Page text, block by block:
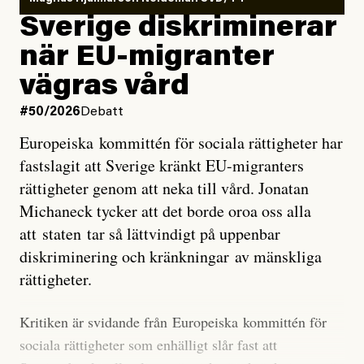
utveckla sig. El Niño är ett återkommande
väderfenomen som uppstår när havsvattnet i delar av
Stilla havet blir ovanligt varmt. Det påverkar vädret
över stora delar av världen och under
forskare allt oftare varnat för att den här El Niñon
Det verkar vara en underdrift, menar nu Zeke
Hausfather.
”Det ser ut som att årets El Niño inte bara med stor
sannolikhet kommer att bli den starkaste sedan
tillförlitliga mätningar inleddes – den kan till och med
marginal”, skriver han.
Sverige diskriminerar
när EU-migranter
vägras vård
#50/2026 Debatt
Europeiska kommittén för sociala rättigheter har
fastslagit att Sverige kränkt EU-migranters
rättigheter genom att neka till vård. Jonatan
Michaneck tycker att det borde oroa oss alla
att staten tar så lättvindigt på uppenbar
diskriminering och kränkningar av mänskliga
rättigheter.
Kritiken är svidande från Europeiska kommittén för
sociala rättigheter som enhälligt slår fast att